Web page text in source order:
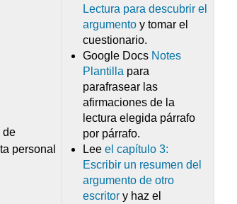
de
personal
Lectura para descubrir el
argumentoy tomar el
cuestionario.
Google Docs Notes
Plantilla para
parafrasear las
afirmaciones de la
lectura elegida párrafo
por párrafo.
Lee el capítulo 3:
Escribir un resumen del
argumento de otro
escritory haz el